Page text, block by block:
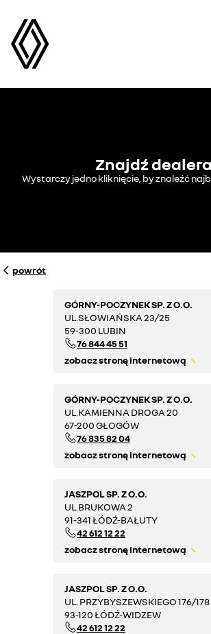
Znajdź dealera
Wystarczy jedno kliknięcie, by znaleźć
powrót
GÓRNY-POCZYNEK SP. Z O.O.
UL.SŁOWIAŃSKA 23/25
59-300 LUBIN
76 844 45 51
zobacz stronę internetową
GÓRNY-POCZYNEK SP. Z O.O.
UL.KAMIENNA DROGA 20
67-200 GŁOGÓW
76 835 82 04
zobacz stronę internetową
JASZPOL SP. Z O.O.
UL.BRUKOWA 2
91-341 ŁÓDŹ-BAŁUTY
42 612 12 22
zobacz stronę internetową
JASZPOL SP. Z O.O.
UL. PRZYBYSZEWSKIEGO 176/178
93-120 ŁÓDŹ-WIDZEW
42 612 12 22